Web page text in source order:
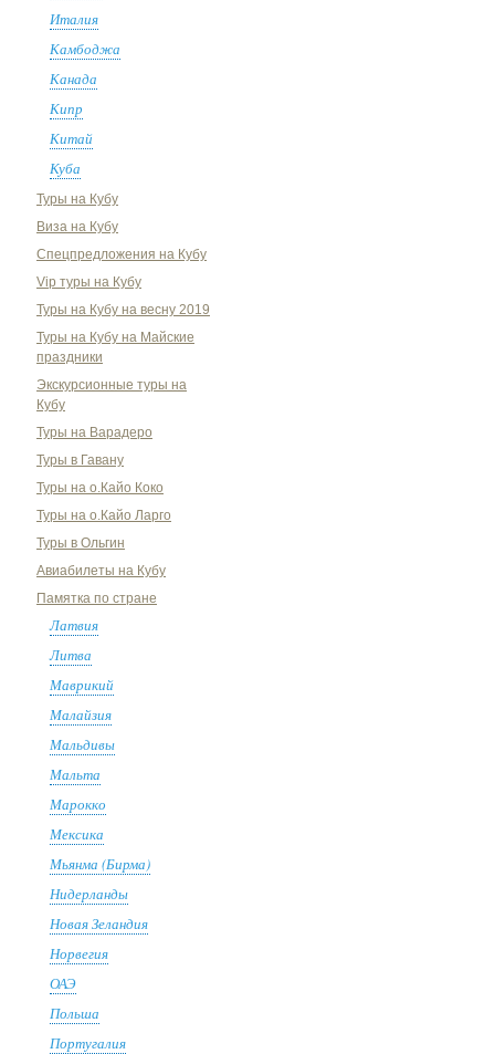
Италия
Камбоджа
Канада
Кипр
Китай
Куба
Туры на Кубу
Виза на Кубу
Спецпредложения на Кубу
Vip туры на Кубу
Туры на Кубу на весну 2019
Туры на Кубу на Майские
праздники
Экскурсионные туры на
Кубу
Туры на Варадеро
Туры в Гавану
Туры на о.Кайо Коко
Туры на о.Кайо Ларго
Туры в Ольгин
Авиабилеты на Кубу
Памятка по стране
Латвия
Литва
Маврикий
Малайзия
Мальдивы
Мальта
Марокко
Мексика
Мьянма (Бирма)
Нидерланды
Новая Зеландия
Норвегия
ОАЭ
Польша
Португалия